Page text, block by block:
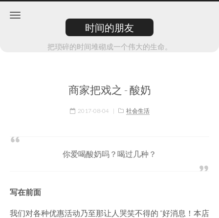
时间的朋友
把琐碎的时间堆砌成一个伟大的生命。
商家把戏之 - 酸奶
2017-08-04 | 社会生活
你爱喝酸奶吗？喝过几种？
写在前面
我们对各种优惠活动乃至那让人哭笑不得的 “好消息！本店